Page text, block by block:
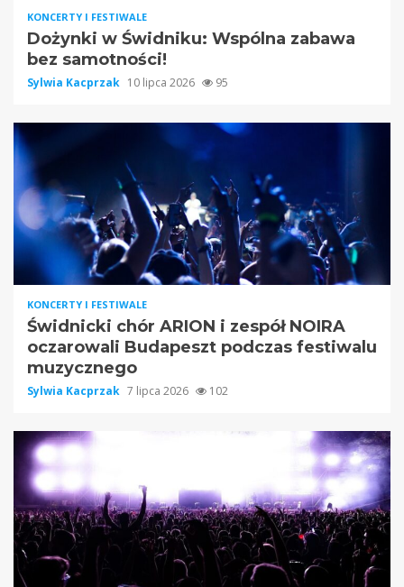
KONCERTY I FESTIWALE
Dożynki w Świdniku: Wspólna zabawa
bez samotności!
Sylwia Kacprzak 10 lipca 2026 95
KONCERTY I FESTIWALE
Świdnicki chór ARION i zespół NOIRA
oczarowali Budapeszt podczas festiwalu
muzycznego
Sylwia Kacprzak 7 lipca 2026 102